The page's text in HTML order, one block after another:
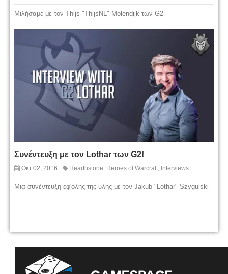
Μιλήσαμε με τον Thijs "ThijsNL" Molendijk των G2
Συνέντευξη με τον Lothar των G2!
Οκτ 02, 2016 Hearthstone: Heroes of Warcraft, Interviews
Μια συνέντευξη εφ'όλης της ύλης με τον Jakub "Lothar" Szygulski